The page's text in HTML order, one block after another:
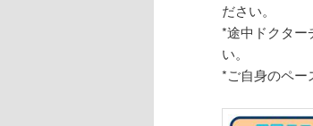
ださい。
*途中ドクター
い。
*ご自身のペー